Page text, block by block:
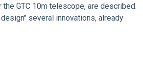
GTC 10m telescope, are described.
several innovations, already